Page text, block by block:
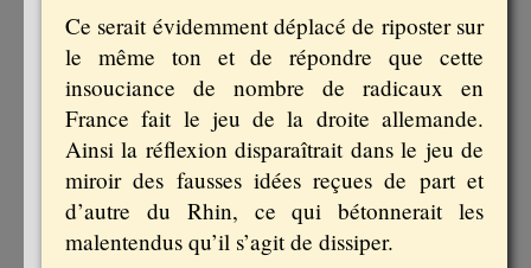
Ce serait évidemment déplacé de riposter sur
le même ton et de répondre que cette
insouciance de nombre de radicaux en
France fait le jeu de la droite allemande.
Ainsi la réflexion disparaîtrait dans le jeu de
miroir des fausses idées reçues de part et
d’autre du Rhin, ce qui bétonnerait les
malentendus qu’il s’agit de dissiper.